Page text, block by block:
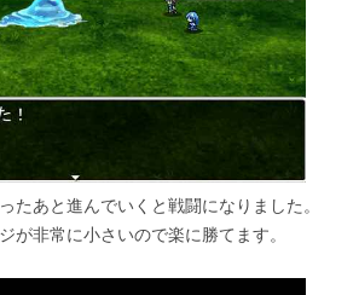
たあと進んでいくと戦闘になりました。
が非常に小さいので楽に勝てます。